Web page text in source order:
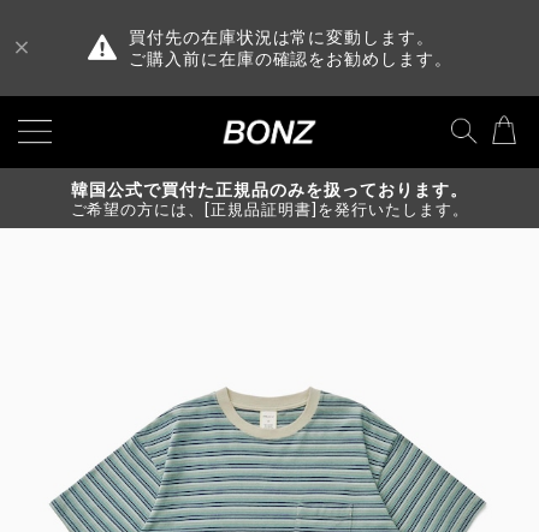
買付先の在庫状況は常に変動します。
ご購入前に在庫の確認をお勧めします。
韓国公式で買付た正規品のみを扱っております。
ご希望の方には、[正規品証明書]を発行いたします。